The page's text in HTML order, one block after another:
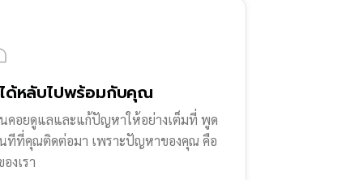
ได้หลับไปพร้อมกับคุณ
คอยดูแลและแก้ปัญหาให้อย่างเต็มที่ พูด
ทีที่คุณติดต่อมา เพราะปัญหาของคุณ คือ
งเรา